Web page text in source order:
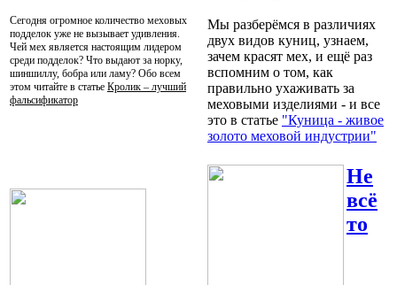
Сегодня огромное количество меховых
подделок уже не вызывает удивления.
Чей мех является настоящим лидером
среди подделок? Что выдают за норку,
шиншиллу, бобра или ламу? Обо всем
этом читайте в статье Кролик – лучший
фальсификатор
Мы разберёмся в различиях
двух видов куниц, узнаем,
зачем красят мех, и ещё раз
вспомним о том, как
правильно ухаживать за
меховыми изделиями - и все
это в статье "Куница - живое
золото меховой индустрии"
Не
всё
то